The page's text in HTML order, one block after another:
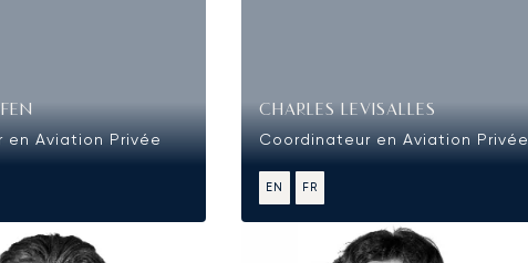
en Aviation Privée
CHARLES LEVISALLES
Coordinateur en Aviation Privée
EN FR